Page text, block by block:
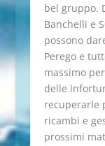
bel gruppo.
Banchelli e
possono
Perego e
massimo
delle
recuperarle
ricambi e
prossimi